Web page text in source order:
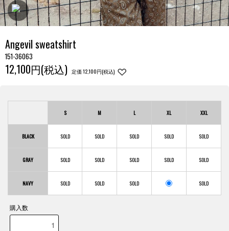
Angevil sweatshirt
151-36063
12,100円(税込) 定価 12,100円(税込)
S M L XL XXL
BLACK
GRAY
NAVY
購入数